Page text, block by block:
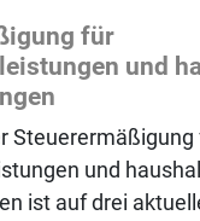
für
und
Steuerermäßigung
und
ist auf drei